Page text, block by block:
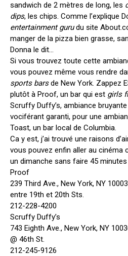
sandwich de 2 mètres de long, les
dips, les chips. Comme l’explique
entertainment gurudu site
manger de la pizza bien grasse,
Donna le dit…
Si vous trouvez toute cette
vous pouvez même vous rendre
sports barsde New York. Zappez
plutôt à Proof, un bar qui est girls
Scruffy Duffy’s, ambiance
vociférant garanti, pour une
Toast, un bar local de Columbia.
Ca y est, j’ai trouvé une raisons
vous pouvez enfin aller au cinéma
un dimanche sans faire 45 minutes
Proof
239 Third Ave., New York, NY 10003
entre 19th et 20th Sts.
212-228-4200
Scruffy Duffy’s
743 Eighth Ave., New York, NY
@ 46th St.
212-245-9126